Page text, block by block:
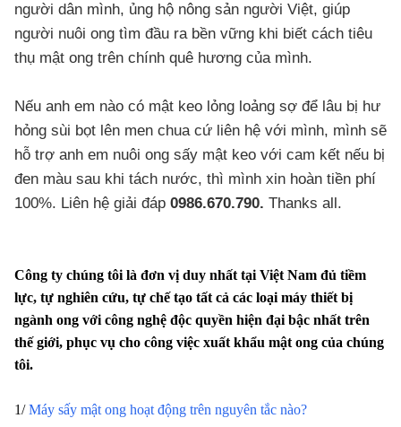
người dân mình, ủng hộ nông sản người Việt, giúp
người nuôi ong tìm đầu ra bền vững khi biết cách tiêu
thụ mật ong trên chính quê hương của mình.
Nếu anh em nào có mật keo lỏng loảng sợ để lâu bị hư
hỏng sùi bọt lên men chua cứ liên hệ với mình, mình sẽ
hỗ trợ anh em nuôi ong sấy mật keo với cam kết nếu bị
đen màu sau khi tách nước, thì mình xin hoàn tiền phí
100%. Liên hệ giải đáp 0986.670.790. Thanks all.
Công ty chúng tôi là đơn vị duy nhất tại Việt Nam đủ tiềm
lực, tự nghiên cứu, tự chế tạo tất cả các loại máy thiết bị
ngành ong với công nghệ độc quyền hiện đại bậc nhất trên
thế giới, phục vụ cho công việc xuất khẩu mật ong của chúng
tôi.
1/ Máy sấy mật ong hoạt động trên nguyên tắc nào?